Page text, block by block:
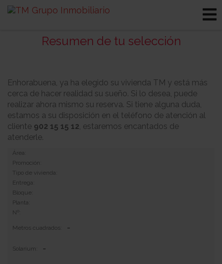
Resumen de tu selección
Enhorabuena, ya ha elegido su vivienda TM y está más
cerca de hacer realidad su sueño. Si lo desea, puede
realizar ahora mismo su reserva. Si tiene alguna duda,
estamos a su disposición en el teléfono de atención al
cliente 902 15 15 12, estaremos encantados de
atenderle.
Área:
Promoción:
Tipo de vivienda:
Entrega:
Bloque:
Planta:
Nº:
Metros cuadrados: -
Solarium: -